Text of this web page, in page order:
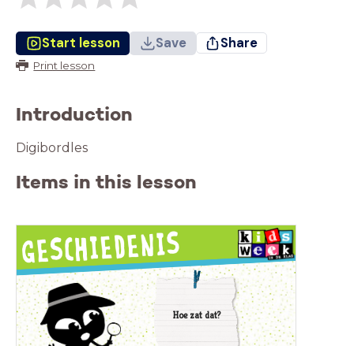
Start lesson Save Share
Print lesson
Introduction
Digibordles
Items in this lesson
Hoe zat dat?